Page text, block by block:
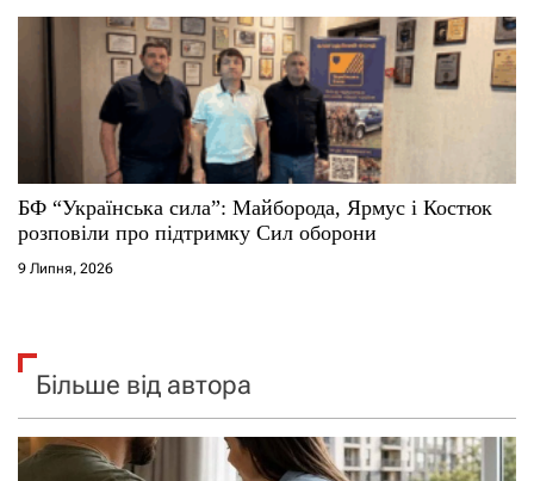
БФ “Українська сила”: Майборода, Ярмус і Костюк
розповіли про підтримку Сил оборони
9 Липня, 2026
Більше від автора